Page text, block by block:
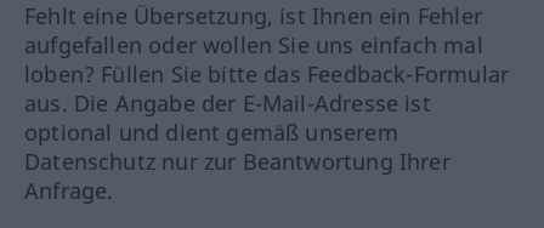
Fehlt eine Übersetzung, ist Ihnen ein Fehler
aufgefallen oder wollen Sie uns einfach mal
loben? Füllen Sie bitte das Feedback-Formular
aus. Die Angabe der E-Mail-Adresse ist
optional und dient gemäß unserem
Datenschutz nur zur Beantwortung Ihrer
Anfrage.